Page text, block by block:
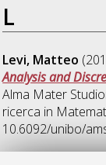
L
Levi, Matteo
Analysis and
Alma Mater
ricerca in
10.6092/unibo/